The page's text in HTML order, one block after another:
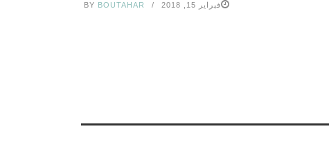
فبراير 15, 2018 BY BOUTAHAR